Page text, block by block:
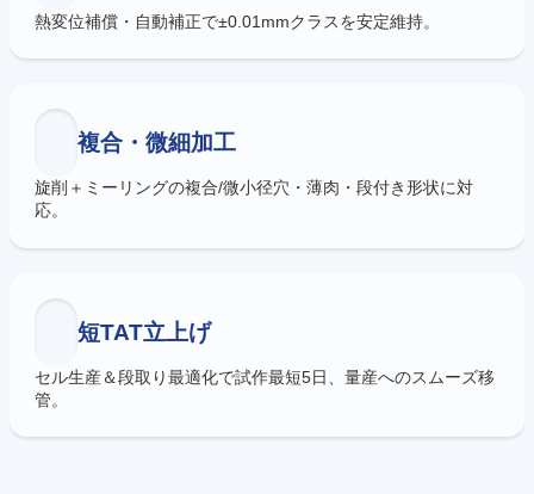
熱変位補償・自動補正で±0.01mmクラスを安定維持。
複合・微細加工
旋削＋ミーリングの複合/微小径穴・薄肉・段付き形状に対
応。
短TAT立上げ
セル生産＆段取り最適化で試作最短5日、量産へのスムーズ移
管。